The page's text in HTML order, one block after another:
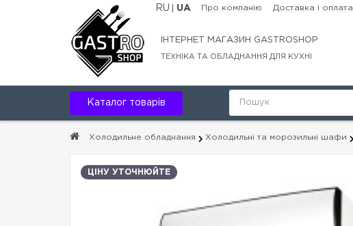
ІНТЕРНЕТ МАГАЗИН GASTROSHOP
ТЕХНІКА ТА ОБЛАДНАННЯ ДЛЯ КУХНІ
RU UA Про компанію Доставка і оплата
Каталог товарів
Холодильне обладнання Холодильні та морозильні шафи
ЦІНУ УТОЧНЮЙТЕ